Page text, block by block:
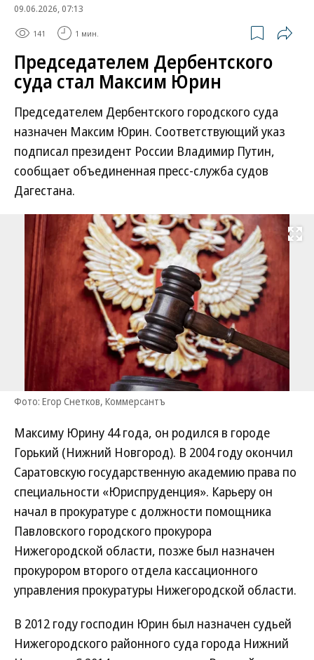
09.06.2026, 07:13
141 1 мин.
Председателем Дербентского
суда стал Максим Юрин
Председателем Дербентского городского суда
назначен Максим Юрин. Соответствующий указ
подписал президент России Владимир Путин,
сообщает объединенная пресс-служба судов
Дагестана.
Развернуть
Фото: Егор Снетков, Коммерсантъ
Максиму Юрину 44 года, он родился в городе
Горький (Нижний Новгород). В 2004 году окончил
Саратовскую государственную академию права по
специальности «Юриспруденция». Карьеру он
начал в прокуратуре с должности помощника
Павловского городского прокурора
Нижегородской области, позже был назначен
прокурором второго отдела кассационного
управления прокуратуры Нижегородской области.
В 2012 году господин Юрин был назначен судьей
Нижегородского районного суда города Нижний